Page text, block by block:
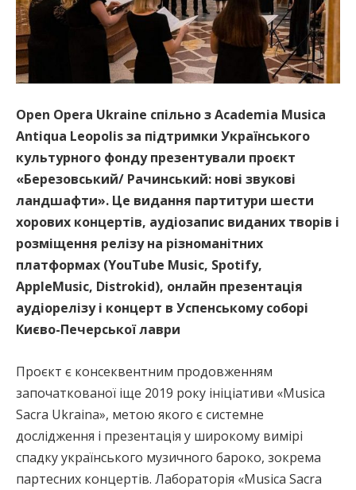
Оpen Opera Ukraine cпільно з Academia Musica
Antiqua Leopolis за підтримки Українського
культурного фонду презентували проєкт
«Березовський/ Рачинський: нові звукові
ландшафти». Це видання партитури шести
хорових концертів, аудіозапис виданих творів і
розміщення релізу на різноманітних
платформах (YouTube Music, Spotify,
AppleMusic, Distrokid), онлайн презентація
аудіорелізу і концерт в Успенському соборі
Києво-Печерської лаври
Проєкт є консеквентним продовженням
започаткованої іще 2019 року ініціативи «Musica
Sacra Ukraina», метою якого є системне
дослідження і презентація у широкому вимірі
спадку українського музичного бароко, зокрема
партесних концертів. Лабораторія «Musica Sacra